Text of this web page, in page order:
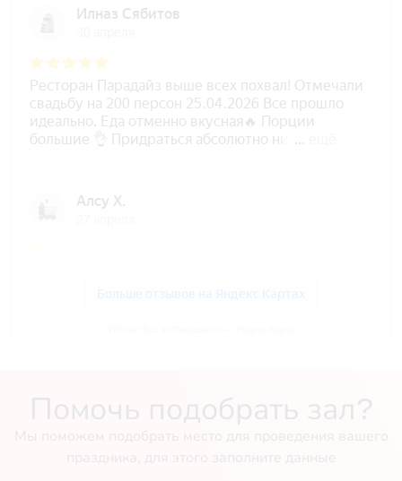
Помочь подобрать зал?
Мы поможем подобрать место для проведения вашего
праздника, для этого заполните данные